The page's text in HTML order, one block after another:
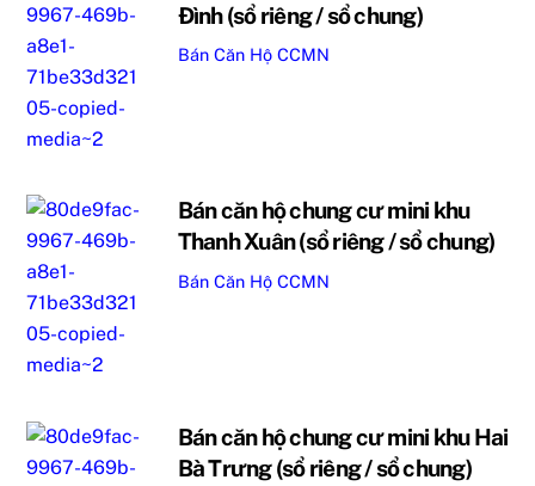
Đình (sổ riêng / sổ chung)
Bán Căn Hộ CCMN
Bán căn hộ chung cư mini khu
Thanh Xuân (sổ riêng / sổ chung)
Bán Căn Hộ CCMN
Bán căn hộ chung cư mini khu Hai
Bà Trưng (sổ riêng / sổ chung)